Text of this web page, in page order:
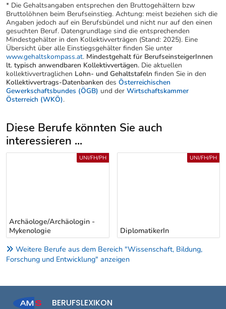
* Die Gehaltsangaben entsprechen den Bruttogehältern bzw
Bruttolöhnen beim Berufseinstieg. Achtung: meist beziehen sich die
Angaben jedoch auf ein Berufsbündel und nicht nur auf den einen
gesuchten Beruf. Datengrundlage sind die entsprechenden
Mindestgehälter in den Kollektivverträgen (Stand: 2025). Eine
Übersicht über alle Einstiegsgehälter finden Sie unter
www.gehaltskompass.at. Mindestgehalt für BerufseinsteigerInnen
lt. typisch anwendbaren Kollektivvertägen. Die aktuellen
kollektivvertraglichen Lohn- und Gehaltstafeln finden Sie in den
Kollektivvertrags-Datenbanken des Österreichischen
Gewerkschaftsbundes (ÖGB) und der Wirtschaftskammer
Österreich (WKÖ).
Diese Berufe könnten Sie auch
interessieren ...
Uber weitere Berufsvorschläge
Archäologe/Archäologin -
Mykenologie
UNI/FH/PH
DiplomatikerIn
UNI/FH/PH
Weitere Berufe aus dem Bereich "Wissenschaft, Bildung,
Forschung und Entwicklung" anzeigen
BERUFSLEXIKON